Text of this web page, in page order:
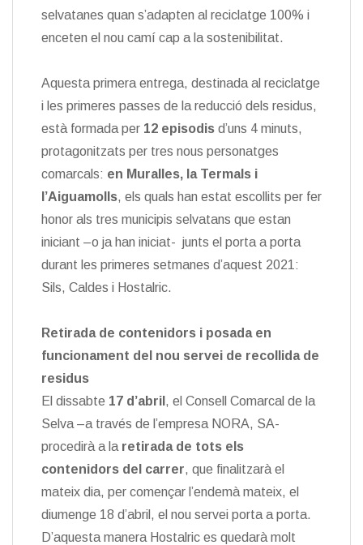
selvatanes quan s’adapten al reciclatge 100% i
enceten el nou camí cap a la sostenibilitat.
Aquesta primera entrega, destinada al reciclatge
i les primeres passes de la reducció dels residus,
està formada per 12 episodis d’uns 4 minuts,
protagonitzats per tres nous personatges
comarcals: en Muralles, la Termals i
l’Aiguamolls, els quals han estat escollits per fer
honor als tres municipis selvatans que estan
iniciant –o ja han iniciat- junts el porta a porta
durant les primeres setmanes d’aquest 2021:
Sils, Caldes i Hostalric.
Retirada de contenidors i posada en
funcionament del nou servei de recollida de
residus
El dissabte 17 d’abril , el Consell Comarcal de la
Selva –a través de l’empresa NORA, SA-
procedirà a la retirada de tots els
contenidors del carrer, que finalitzarà el
mateix dia, per començar l’endemà mateix, el
diumenge 18 d’abril, el nou servei porta a porta.
D’aquesta manera Hostalric es quedarà molt